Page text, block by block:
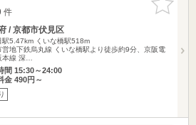
りに追加
件
/ 京都市伏見区
駅5.47km くいな橋駅518m
営地下鉄烏丸線 くいな橋駅より徒歩約9分、京阪電
本線 深…
間 15:30～24:00
金 490円～